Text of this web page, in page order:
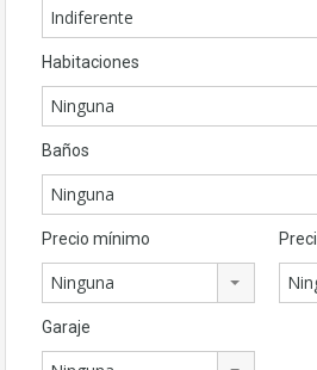
Indiferente
Habitaciones
Ninguna
Baños
Ninguna
Precio mínimo
Ninguna
Garaje